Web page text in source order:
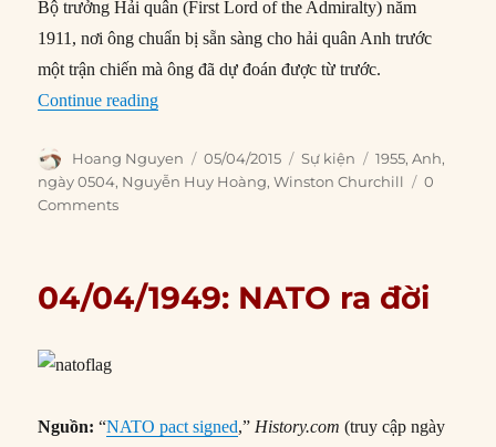
Bộ trưởng Hải quân (First Lord of the Admiralty) năm
1911, nơi ông chuẩn bị sẵn sàng cho hải quân Anh trước
một trận chiến mà ông đã dự đoán được từ trước.
Continue reading“05/04/1955: Thủ tướng Anh Winston
Author
Hoang Nguyen
Posted
on
05/04/2015 Categories
Sự kiện Tags
1955,Anh,
ngày 0504, Nguyễn Huy Hoàng,Winston Churchill
0
Comments
04/04/1949: NATO ra đời
Nguồn: “NATO pact signed,” History.com (truy cập ngày